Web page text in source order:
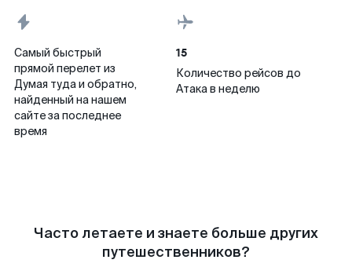
Самый быстрый
прямой перелет из
Думая туда и обратно,
найденный на нашем
сайте за последнее
время
15
Количество рейсов до
Атака в неделю
Часто летаете и знаете больше других
путешественников?